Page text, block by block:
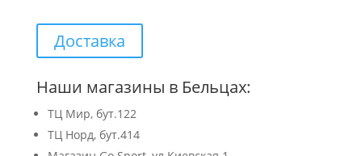
Доставка
Наши магазины в Бельцах:
ТЦ Мир, бут.122
ТЦ Норд, бут.414